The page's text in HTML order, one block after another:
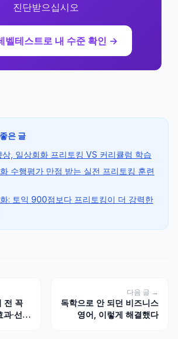
진단받으십시오
벨테스트로 내 수준 확인 →
은 글
, 일상회화 프리토킹 VS 커리큘럼 학습
수행평가 만점 받는 실전 프리토킹 훈련
: 토익 900점보다 프리토킹이 더 강력한
전 꼭
·선택
다음 글 →
독학으로 안 되던 비즈니스
영어, 이렇게 해결했다